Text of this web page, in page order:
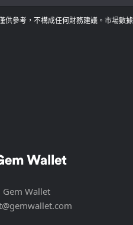
供參考，不構成任何財務建議。市場數
Wallet